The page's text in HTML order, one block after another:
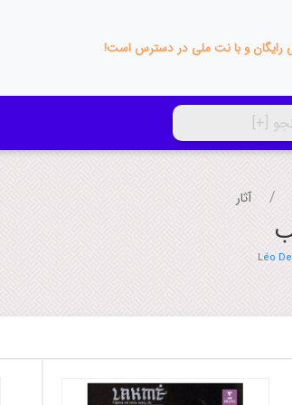
رایگان و با نت ملی در دسترس است!
آثار
Léo